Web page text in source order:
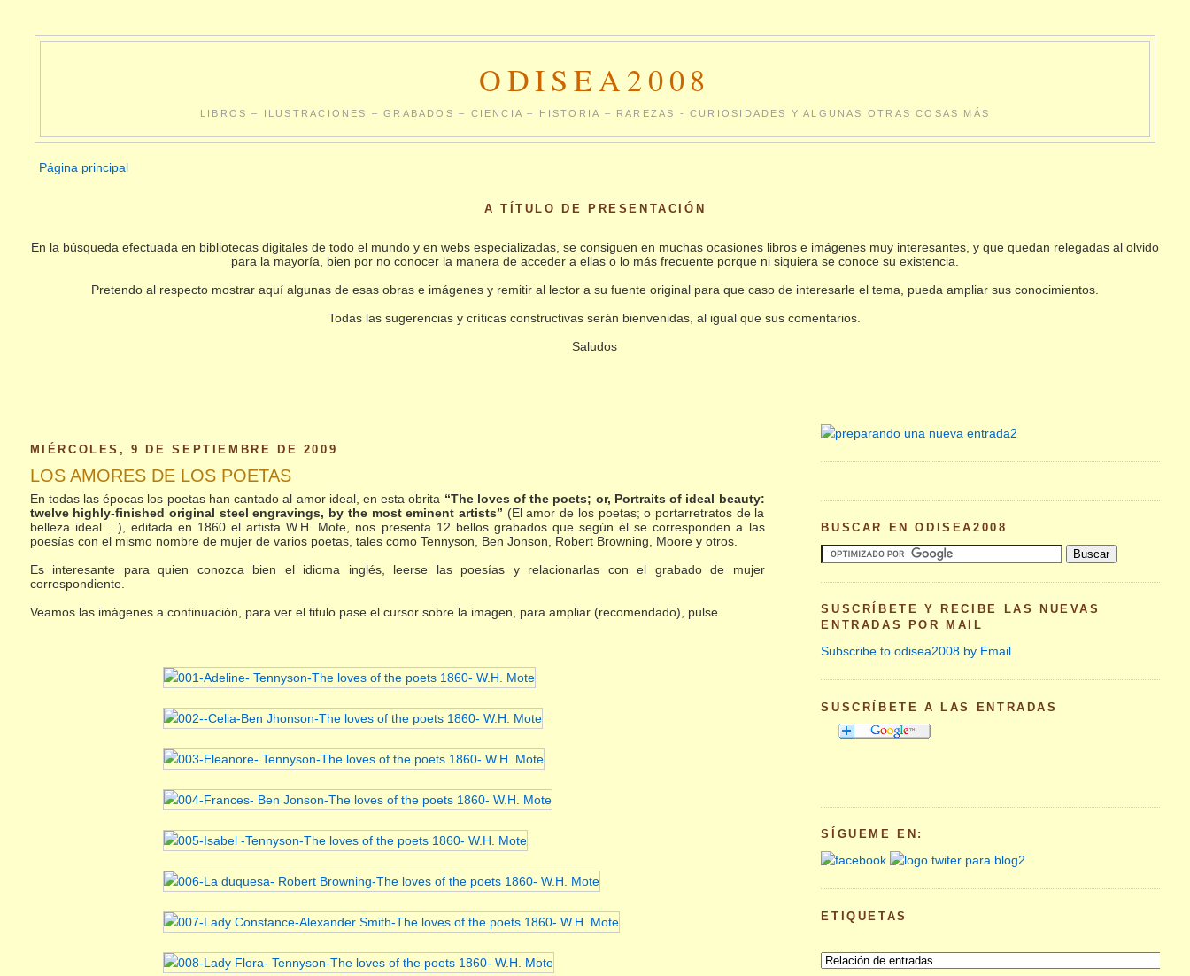
ODISEA2008
LIBROS – ILUSTRACIONES – GRABADOS – CIENCIA – HISTORIA – RAREZAS - CURIOSIDADES Y ALGUNAS OTRAS COSAS MÁS
Página principal
A TÍTULO DE PRESENTACIÓN
En la búsqueda efectuada en bibliotecas digitales de todo el mundo y en webs especializadas, se consiguen en muchas ocasiones libros e imágenes muy interesantes, y que quedan relegadas al olvido
para la mayoría, bien por no conocer la manera de acceder a ellas o lo más frecuente porque ni siquiera se conoce su existencia.
Pretendo al respecto mostrar aquí algunas de esas obras e imágenes y remitir al lector a su fuente original para que caso de interesarle el tema, pueda ampliar sus conocimientos.
Todas las sugerencias y críticas constructivas serán bienvenidas, al igual que sus comentarios.
Saludos
MIÉRCOLES, 9 DE SEPTIEMBRE DE 2009
LOS AMORES DE LOS POETAS
En todas las épocas los poetas han cantado al amor ideal, en esta obrita “The loves of the poets; or, Portraits of ideal beauty:
twelve highly-finished original steel engravings, by the most eminent artists” (El amor de los poetas; o portarretratos de la
belleza ideal….), editada en 1860 el artista W.H. Mote, nos presenta 12 bellos grabados que según él se corresponden a las
poesías con el mismo nombre de mujer de varios poetas, tales como Tennyson, Ben Jonson, Robert Browning, Moore y otros.
Es interesante para quien conozca bien el idioma inglés, leerse las poesías y relacionarlas con el grabado de mujer
correspondiente.
Veamos las imágenes a continuación, para ver el titulo pase el cursor sobre la imagen, para ampliar (recomendado), pulse.
BUSCAR EN ODISEA2008
SUSCRÍBETE Y RECIBE LAS NUEVAS
ENTRADAS POR MAIL
Subscribe to odisea2008 by Email
SUSCRÍBETE A LAS ENTRADAS
SÍGUEME EN:
ETIQUETAS